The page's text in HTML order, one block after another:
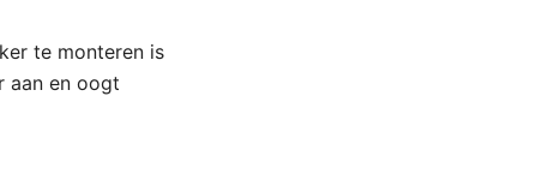
te monteren is
aan en oogt